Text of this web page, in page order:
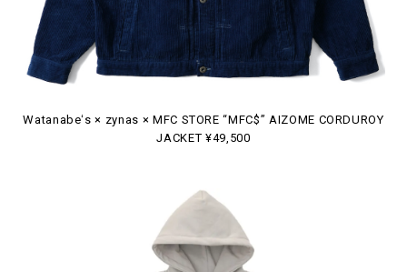
Watanabeʻs × zynas × MFC STORE “MFC$” AIZOME CORDUROY
JACKET ¥49,500